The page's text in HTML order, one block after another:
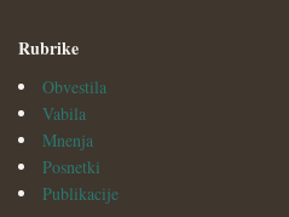
Rubrike
Obvestila
Vabila
Mnenja
Posnetki
Publikacije